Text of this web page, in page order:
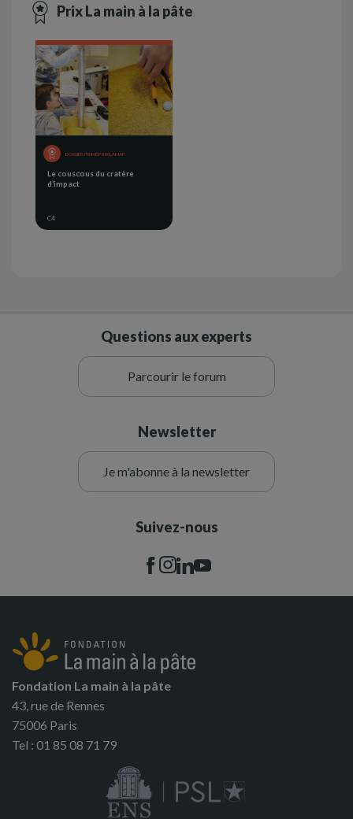
Prix La main à la pâte
DOSSIER PRIMÉ PRIX LAMAP
Le couscous du cratère
d’impact
C4
Questions aux experts
Parcourir le forum
Newsletter
Je m'abonne à la newsletter
Suivez-nous
Fondation La main à la pâte
43, rue de Rennes
75006 Paris
Tel : 01 85 08 71 79